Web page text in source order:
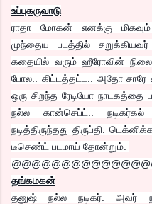
உப்புகருவாடு
ராதா மோகன் எனக்கு மிகவும்
முந்தைய படத்தில்
கதையில் வரும் ஹீரோவின் நிலை
போல.. கிட்டத்தட்ட.. அதோ சாரே
ஒரு சிறந்த ரேடியோ நாடகத்தை
நல்ல கான்செப்ட்..
நடித்திருந்தது திருப்தி.
டீசெண்ட் படமாய் தோன்றும்.
தங்கமகன்
தனுஷ் நல்ல நடிகர். அவர்